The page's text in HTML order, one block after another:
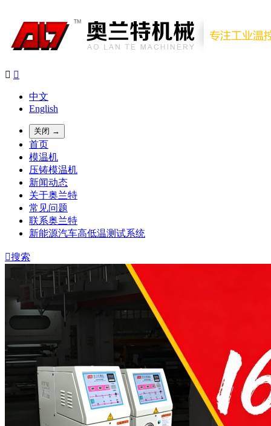
 
中文
English
关闭 →
首页
模温机
压铸模温机
新闻动态
关于奥兰特
常见问题
联系奥兰特
新能源汽车高低温测试系统
搜索